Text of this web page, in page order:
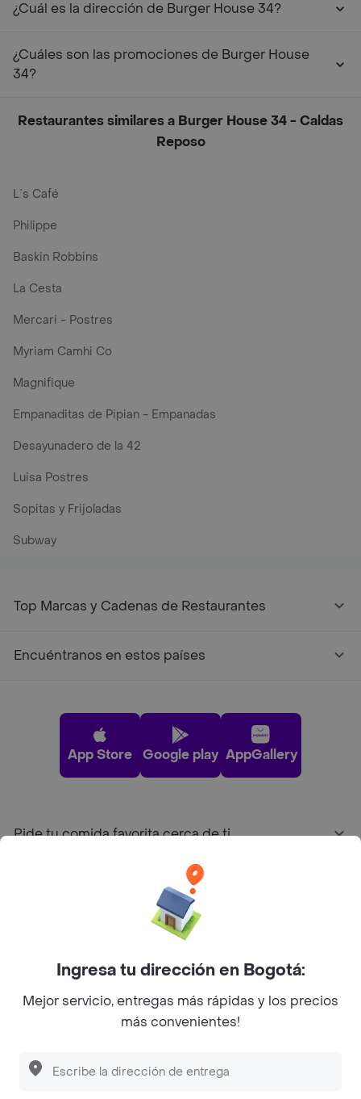
¿Cuál es la dirección de Burger House 34?
¿Cuáles son las promociones de Burger House
34?
Restaurantes similares a Burger House 34 - Caldas
Reposo
L´s Café
Philippe
Baskin Robbins
La Cesta
Mercari - Postres
Myriam Camhi Co
Magnifique
Empanaditas de Pipian - Empanadas
Desayunadero de la 42
Luisa Postres
Sopitas y Frijoladas
Subway
Top Marcas y Cadenas de Restaurantes
Encuéntranos en estos países
App Store Google play AppGallery
Pide tu comida favorita cerca de ti
Sobre Rappi
Facebook
Twitter
Instagram
©2026Rappi Inc. All rights reserved.
Ingresa tu dirección en Bogotá:
Mejor servicio, entregas más rápidas y los precios
más convenientes!